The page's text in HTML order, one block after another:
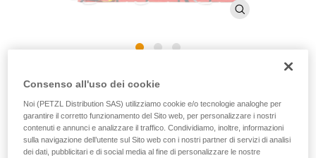
STEF
Dispositivo d’inclinazione per barella NEST
Il dispositivo d’inclinazione STEF collega i tre punti di
Consenso all'uso dei cookie
Noi (PETZL Distribution SAS) utilizziamo cookie e/o tecnologie analoghe per
garantire il corretto funzionamento del Sito web, per personalizzare i nostri
contenuti e annunci e analizzare il traffico. Condividiamo, inoltre, informazioni
sulla navigazione dell’utente sul Sito web con i nostri partner di servizi di analisi
dei dati, pubblicitari e di social media al fine di personalizzare le nostre